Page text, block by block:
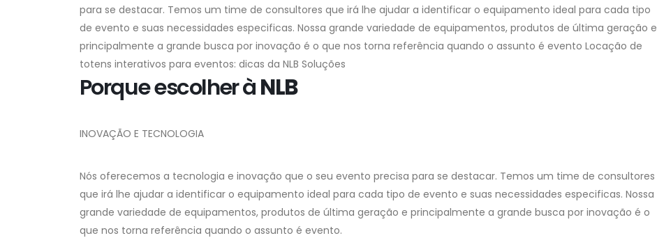
para se destacar. Temos um time de consultores que irá lhe ajudar a identificar o equipamento ideal para cada tipo
de evento e suas necessidades especificas. Nossa grande variedade de equipamentos, produtos de última geração e
principalmente a grande busca por inovação é o que nos torna referência quando o assunto é evento Locação de
totens interativos para eventos: dicas da NLB Soluções
Porque escolher àNLB
INOVAÇÃO E TECNOLOGIA
Nós oferecemos a tecnologia e inovação que o seu evento precisa para se destacar. Temos um time de consultores
que irá lhe ajudar a identificar o equipamento ideal para cada tipo de evento e suas necessidades especificas. Nossa
grande variedade de equipamentos, produtos de última geração e principalmente a grande busca por inovação é o
que nos torna referência quando o assunto é evento.